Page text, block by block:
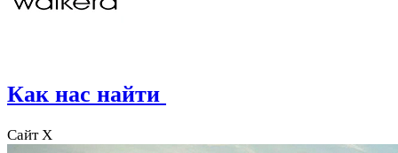
Как нас найти
Сайт X